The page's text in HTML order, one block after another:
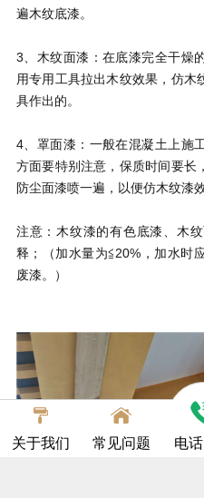
遍木纹底漆。
3、木纹面漆：在底漆完全干燥
用专用工具拉出木纹效果，仿木
具作出的。
4、罩面漆：一般在混凝土上施
方面要特别注意，保质时间要长
防尘面漆喷一遍，以便仿木纹漆
注意：木纹漆的有色底漆、木
释；（加水量为≦20%，加水时
废漆。）
关于我们 常见问题 电